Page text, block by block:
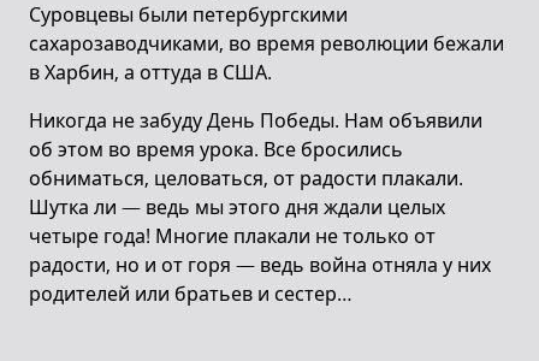
Суровцевы были петербургскими
сахарозаводчиками, во время революции бежали
в Харбин, а оттуда в США.
Никогда не забуду День Победы. Нам объявили
об этом во время урока. Все бросились
обниматься, целоваться, от радости плакали.
Шутка ли — ведь мы этого дня ждали целых
четыре года! Многие плакали не только от
радости, но и от горя — ведь война отняла у них
родителей или братьев и сестер…